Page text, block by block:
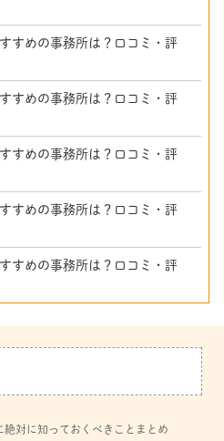
すめの事務所は？口コミ・評
すめの事務所は？口コミ・評
すめの事務所は？口コミ・評
すめの事務所は？口コミ・評
すめの事務所は？口コミ・評
絶対に知っておくべきことまとめ